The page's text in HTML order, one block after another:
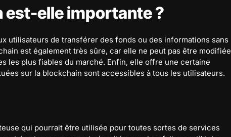
est-elle importante ?
utilisateurs de transférer des fonds ou des informations sans
est également très sûre, car elle ne peut pas être modifiée
les plus fiables du marché. Enfin, elle offre une certaine
sur la blockchain sont accessibles à tous les utilisateurs.
qui pourrait être utilisée pour toutes sortes de services